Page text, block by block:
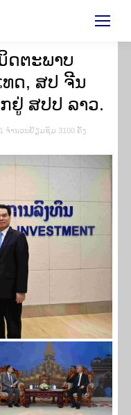
ດຕະພາບ
ທດ, ສປ ຈີນ
ຢູ່ ສປປ ລາວ.
ຈຳ​ນວນ​​ຢ້ຽມ​ຊົມ 3100 ຄັ້ງ